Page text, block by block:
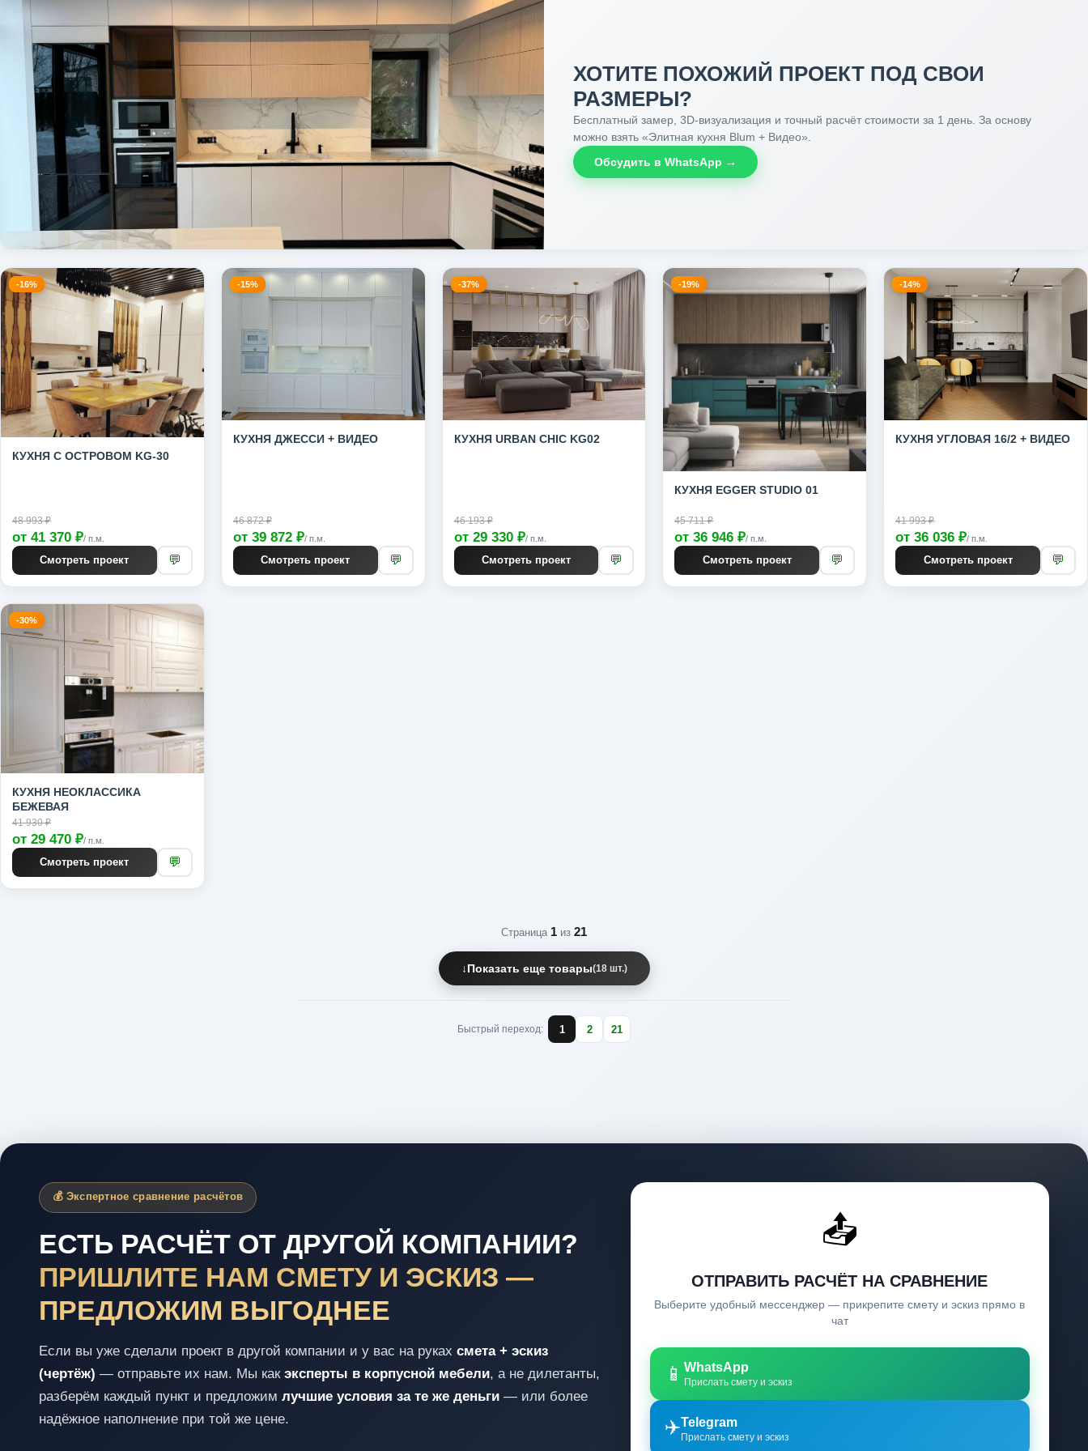
ХОТИТЕ ПОХОЖИЙ ПРОЕКТ ПОД СВОИ
РАЗМЕРЫ?
Бесплатный замер, 3D-визуализация и точный расчёт стоимости за 1 день. За основу
можно взять «Элитная кухня Blum + Видео».
Обсудить в WhatsApp →
-16%
КУХНЯ С ОСТРОВОМ KG-30
48 993 ₽
от 41 370 ₽/ п.м.
Смотреть проект 💬
-15%
КУХНЯ ДЖЕССИ + ВИДЕО
46 872 ₽
от 39 872 ₽/ п.м.
Смотреть проект 💬
-37%
КУХНЯ URBAN CHIC KG02
46 193 ₽
от 29 330 ₽/ п.м.
Смотреть проект 💬
-19%
КУХНЯ EGGER STUDIO 01
45 711 ₽
от 36 946 ₽/ п.м.
Смотреть проект 💬
-14%
КУХНЯ УГЛОВАЯ 16/2 + ВИДЕО
41 993 ₽
от 36 036 ₽/ п.м.
Смотреть проект 💬
-30%
КУХНЯ НЕОКЛАССИКА
БЕЖЕВАЯ
41 930 ₽
от 29 470 ₽/ п.м.
Смотреть проект 💬
Страница 1 из 21
↓Показать еще товары(18 шт.)
Быстрый переход: 1 2 21
💰 Экспертное сравнение расчётов
ЕСТЬ РАСЧЁТ ОТ ДРУГОЙ КОМПАНИИ?
ПРИШЛИТЕ НАМ СМЕТУ И ЭСКИЗ —
ПРЕДЛОЖИМ ВЫГОДНЕЕ
Если вы уже сделали проект в другой компании и у вас на руках смета + эскиз
(чертёж) — отправьте их нам. Мы как эксперты в корпусной мебели, а не дилетанты,
разберём каждый пункт и предложим лучшие условия за те же деньги — или более
надёжное наполнение при той же цене.
📤
ОТПРАВИТЬ РАСЧЁТ НА СРАВНЕНИЕ
Выберите удобный мессенджер — прикрепите смету и эскиз прямо в
чат
📱 WhatsApp
Прислать смету и эскиз
✈️Telegram
Прислать смету и эскиз